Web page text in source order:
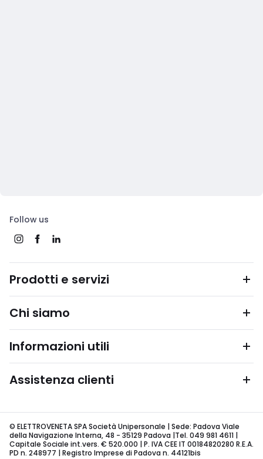
Follow us
Prodotti e servizi
Chi siamo
Informazioni utili
Assistenza clienti
© ELETTROVENETA SPA Società Unipersonale | Sede: Padova Viale
della Navigazione Interna, 48 - 35129 Padova |Tel. 049 981 4611 |
Capitale Sociale int.vers. € 520.000 | P. IVA CEE IT 00184820280 R.E.A.
PD n. 248977 | Registro Imprese di Padova n. 44121bis